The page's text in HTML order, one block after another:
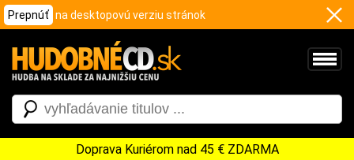
Prepnúť na desktopovú verziu stránok
Doprava Kuriérom nad 45 € ZDARMA